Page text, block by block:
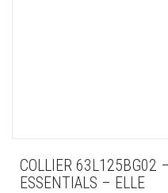
COLLIER 63L125BG02
ESSENTIALS – ELLE